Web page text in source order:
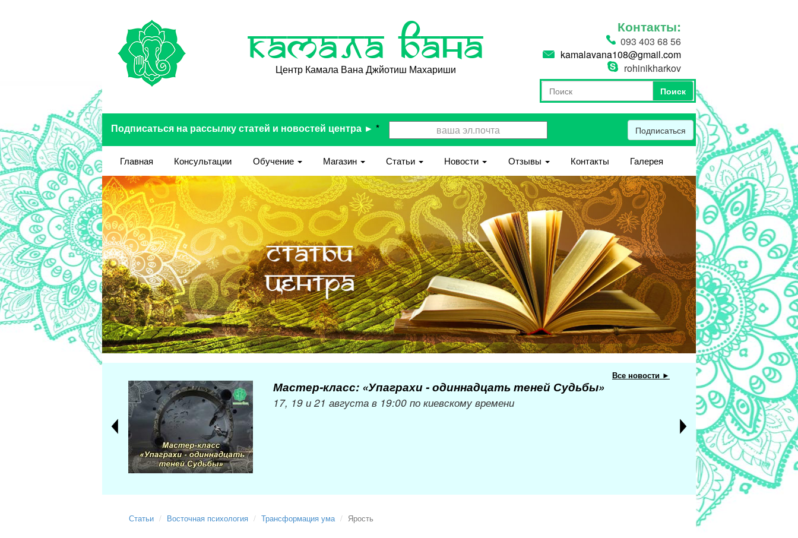
Камала Вана
Центр Камала Вана Джйотиш Махариши
Контакты:
093 403 68 56
kamalavana108@gmail.com
rohinikharkov
Форма поиска
Поиск
Поиск
Подписаться на рассылку статей и новостей центра ► * Подписаться
Главная Консультации Обучение Магазин Статьи Новости Отзывы Контакты Галерея
Все новости ►
Мастер-класс: «Упаграхи - одиннадцать теней Судьбы»
17, 19 и 21 августа в 19:00 по киевскому времени
Статьи Восточная психология Трансформация ума Ярость